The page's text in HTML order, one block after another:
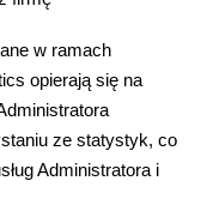
w ramach
opierająsię na
ze statystyk, co
ług Administratora i